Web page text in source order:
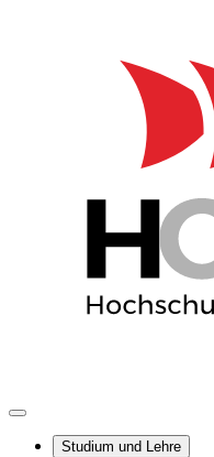
Studium und Lehre